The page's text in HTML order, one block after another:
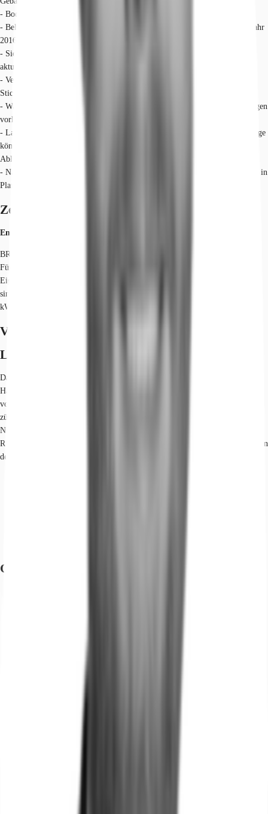
- Bodentraglast: 5 kN/m² (500 kg/m²) in allen Geschossen
- Belüftung Laborflächen (m³/h): Zu-/Abluft 8.300; vorkonditioniert; Baujahr
2016
- Sicherheitsstufen Laborflächen: S1 und Bio2 von der Behörde für den
aktuellen Mieter genehmigt
- Verfügbare Gase: Gasleitungen über 4 getrennte Leitungssysteme für
Stickstoff, Kohlenstoffdioxid und ggf. Sauerstoff vorhanden
- Wasseranschlüsse: Wasserenthärtungsanlage (Salz) und 2 Reinstwasseranlagen
vorhanden
- Laborinventar: festinstallierte Labormöbel, Hängeschränke und Laborabzüge
können übernommen werden. Ebenso die hochwertige Laborzu- und
Abluftanlage
- Nachhaltigkeitszertifikat nach BREEAM mit dem Gütesiegel „Gut“ aktuell in
Planung
Zertifizierungen
Energieausweis
BREEAM: Good
Für diese Liegenschaft liegt ein Verbrauchsausweis vom 20.10.2023 vom
Eigentümer/Vermieter vor. Die wesentlichen Energieträger der Liegenschaft
sind Fernwärme, Strom. Der Endenergieverbrauch Strom beträgt 292.00
kWh/(m²*a). Der Endenergieverbrauch Wärme beträgt 86.00 kWh/(m²*a).
Verfügbare Fläche
Lage und Verkehrsanbindung
Das Objekt ist in Oberhaching, ca. 10 km südlich von München, gelegen. Die
Haltestelle „Furth“ der S-Bahn-Linien S3 und S7 ist nur wenige Gehminuten
vom Objekt entfernt. Über die Autobahn A 995 (Ostumgehung), erreicht man
zügig die Innenstadt, die Autobahnen A 8 Richtung Salzburg, A 9 Richtung
Nürnberg sowie den Flughafen München und das Messegelände München
Riem. Geschäfte des täglichen Bedarfs, Hotels und Restaurants befinden sich in
der näheren Umgebung und sind fußläufig schnell erreichbar.
Grundrisse